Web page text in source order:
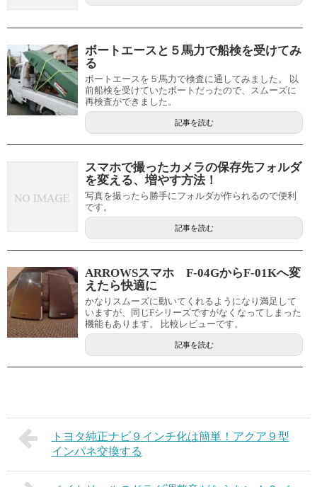
ボートエースと５馬力で船検を受けてみ
る
ボートエースを５馬力で検査に通してみました。 以
前船検を受けていたボートだったので、スムーズに
再検査ができました。
記事を読む
スマホで撮ったカメラの保存先フォルダ
を変える、増やす方法！
写真を撮ったら勝手にフォルダが作られるので便利
です。
記事を読む
ARROWSスマホ F-04GからF-01Kへ変
えたら快適に
かなりスムーズに動いてくれるようになり満足して
いますが、同じFシリーズですがなくなってしまった
機能もあります。 比較レビューです。
記事を読む
トヨタ純正ナビ９インチ化は簡単！アクア９型
インパネ交換する